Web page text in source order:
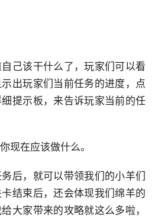
己该干什么了，玩家们可以看
出玩家们当前任务的进度，点
提示板，来告诉玩家当前的任
现在应该做什么。
后，就可以带领我们的小羊们
结束后，还会体现我们绵羊的
大家带来的攻略就这么多啦，